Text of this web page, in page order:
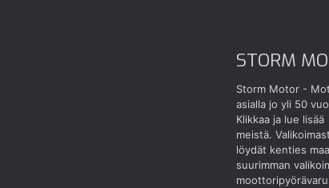
STORM
Storm Motor -
asialla jo yli 50
Klikkaa ja lue lisää
meistä.
löydät kenties
suurimman